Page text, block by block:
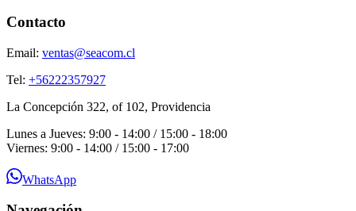
Contacto
Email: ventas@seacom.cl
Tel: +56222357927
La Concepción 322, of 102, Providencia
Lunes a Jueves: 9:00 - 14:00 / 15:00 - 18:00
Viernes: 9:00 - 14:00 / 15:00 - 17:00
WhatsApp